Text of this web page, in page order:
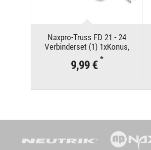
Naxpro-Truss FD 21 - 24
Verbinderset (1) 1xKonus,
2xBolzen, 2xR-Clip
9,99 € *